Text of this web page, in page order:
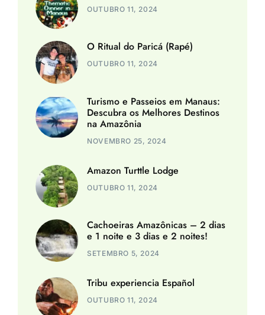
OUTUBRO 11, 2024
O Ritual do Paricá (Rapé)
OUTUBRO 11, 2024
Turismo e Passeios em Manaus:
Descubra os Melhores Destinos
na Amazônia
NOVEMBRO 25, 2024
Amazon Turttle Lodge
OUTUBRO 11, 2024
Cachoeiras Amazônicas – 2 dias
e 1 noite e 3 dias e 2 noites!
SETEMBRO 5, 2024
Tribu experiencia Español
OUTUBRO 11, 2024